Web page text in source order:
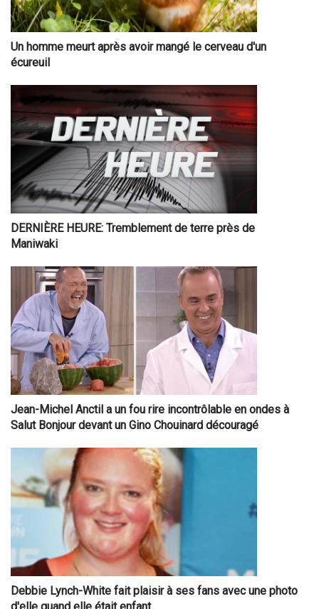
Un homme meurt après avoir mangé le cerveau d'un
écureuil
DERNIÈRE HEURE: Tremblement de terre près de
Maniwaki
Jean-Michel Anctil a un fou rire incontrôlable en ondes à
Salut Bonjour devant un Gino Chouinard découragé
Debbie Lynch-White fait plaisir à ses fans avec une photo